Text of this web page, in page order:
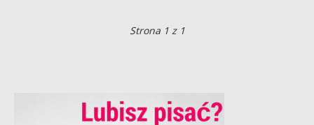
Strona 1 z 1